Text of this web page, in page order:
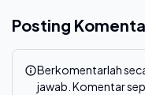
Posting
Berkomentarlah
jawab. Komentar